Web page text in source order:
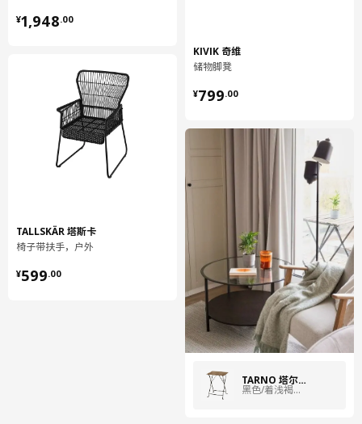
¥1,948.00
¥ 1948.00
TALLSKÄR 塔斯卡
椅子带扶手，户外
¥599.00
¥ 599.00
KIVIK 奇维
储物脚凳
¥799.00
¥ 799.00
TÄRNÖ 塔尔诺
黑色/着浅褐色漆